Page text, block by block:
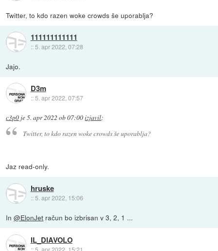
Twitter, to kdo razen woke crowds še uporablja?
111111111111
:: 5. apr 2022, 07:28
Jajo.
D3m
::5. apr 2022, 07:57
c3p0 je5. apr 2022 ob 07:00izjavil:
Twitter, to kdo razen woke crowds še uporablja?
Jaz read-only.
hruske
:: 5. apr 2022, 15:06
In@ElonJet račun bo izbrisan v 3, 2, 1 ...
IL_DIAVOLO
:: 5. apr 2022, 15:21